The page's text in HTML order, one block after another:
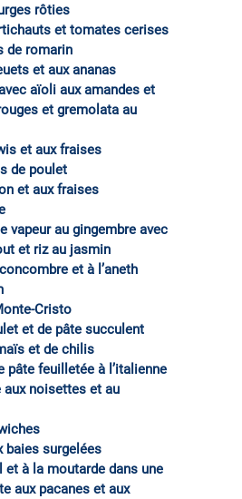
rôties
et tomates cerises
de romarin
et aux ananas
aïoli aux amandes et
et gremolata au
et aux fraises
de poulet
et aux fraises
vapeur au gingembre avec
et riz au jasmin
et à l’aneth
Cristo
et de pâte succulent
et de chilis
pâte feuilletée à l’italienne
aux noisettes et au
baies surgelées
et à la moutarde dans une
aux pacanes et aux